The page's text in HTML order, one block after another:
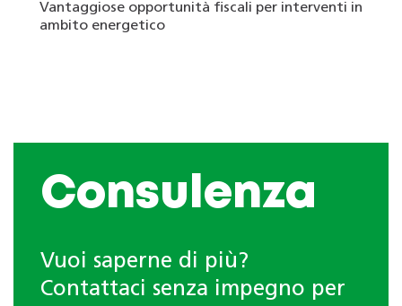
Vantaggiose opportunità fiscali per interventi in
ambito energetico
Consulenza
Vuoi saperne di più?
Contattaci senza impegno per